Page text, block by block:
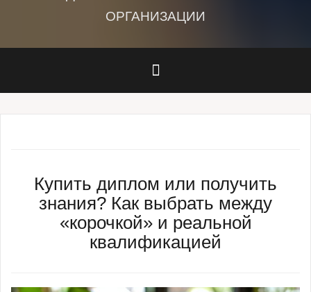
ОРГАНИЗАЦИИ
Купить диплом или получить
знания? Как выбрать между
«корочкой» и реальной
квалификацией